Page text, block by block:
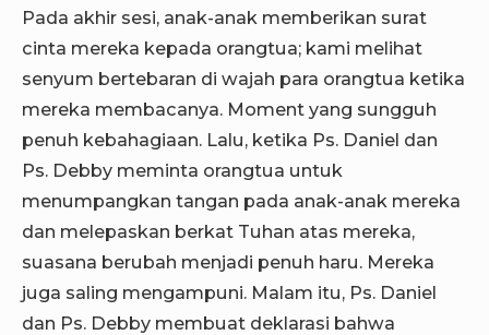
Pada akhir sesi, anak-anak memberikan surat
cinta mereka kepada orangtua; kami melihat
senyum bertebaran di wajah para orangtua ketika
mereka membacanya. Moment yang sungguh
penuh kebahagiaan. Lalu, ketika Ps. Daniel dan
Ps. Debby meminta orangtua untuk
menumpangkan tangan pada anak-anak mereka
dan melepaskan berkat Tuhan atas mereka,
suasana berubah menjadi penuh haru. Mereka
juga saling mengampuni. Malam itu, Ps. Daniel
dan Ps. Debby membuat deklarasi bahwa